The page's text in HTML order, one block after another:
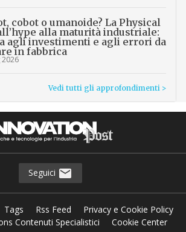
cobot o umanoide? La Physical
alla maturità industriale:
agli investimenti e agli errori da
in fabbrica
2026
Vedi tutti gli approfondimenti >
Seguici
Tags Rss Feed
Privacy e Cookie Policy
Contenuti Specialistici
Cookie Center